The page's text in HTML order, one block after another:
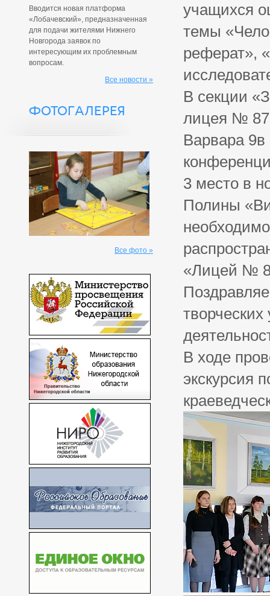
Вводится новая платформа
«Лобачевский», предназначенная
для подачи жителями Нижнего
Новгорода заявок по
интересующим их проблемным
вопросам.
Все новости »
ФОТОГАЛЕРЕЯ
Все фото »
учащихся
темы
реферат»,
В секции
лицея №
Варвара
3 место в
Полины
«Лицей №
творческих
В ходе
экскурсия